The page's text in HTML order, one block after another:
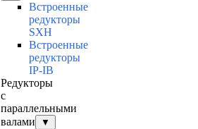
Встроенные
редукторы
SXH
Встроенные
редукторы
IP-IB
Редукторы
с
параллельными
валами
▼